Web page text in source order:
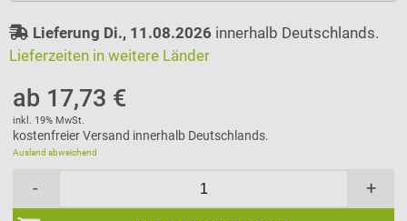
Lieferung Di., 11.08.2026 innerhalb Deutschlands.
Lieferzeiten in weitere Länder
ab 17,73 €
inkl. 19% MwSt.
kostenfreier Versand innerhalb Deutschlands.
Ausland abweichend
- +